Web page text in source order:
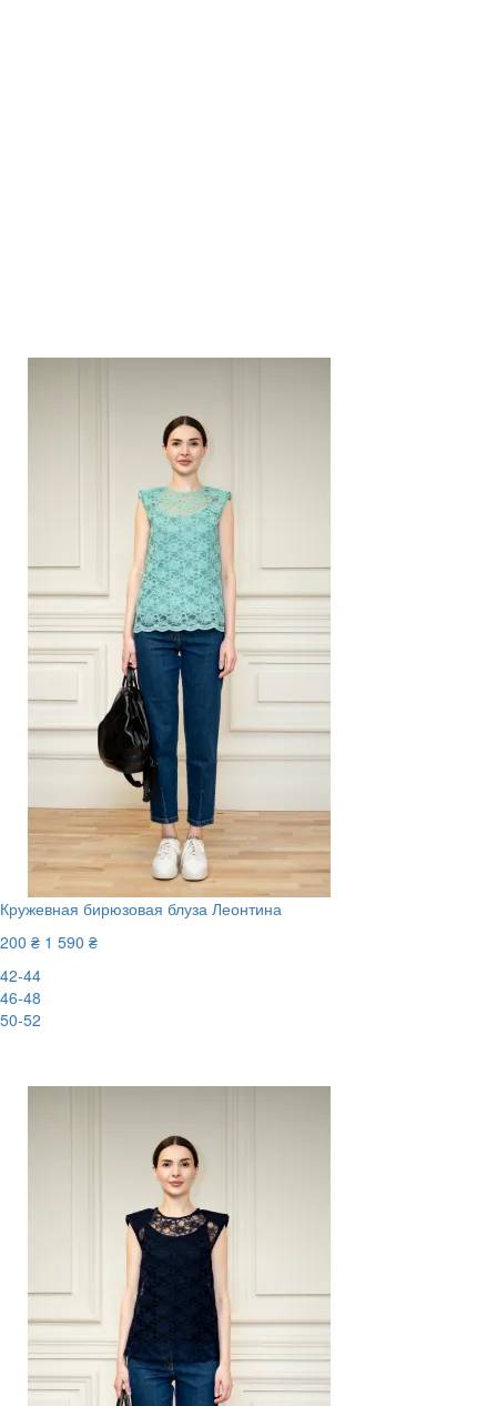
Кружевная бирюзовая блуза Леонтина
200 ₴ 1 590 ₴
42-44
46-48
50-52